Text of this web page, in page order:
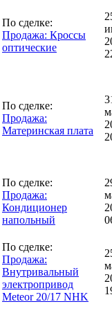
По сделке:
Продажа: Кроссы
оптические
По сделке:
Продажа:
Материнская плата
По сделке:
Продажа:
Кондиционер
напольный
По сделке:
Продажа:
Внутривальный
электропривод
Meteor 20/17 NHK